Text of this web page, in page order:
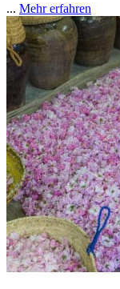
... Mehr erfahren